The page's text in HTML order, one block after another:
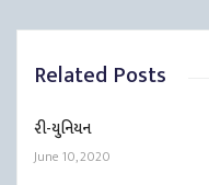
Related Posts
રી-યુનિયન
June 10, 2020